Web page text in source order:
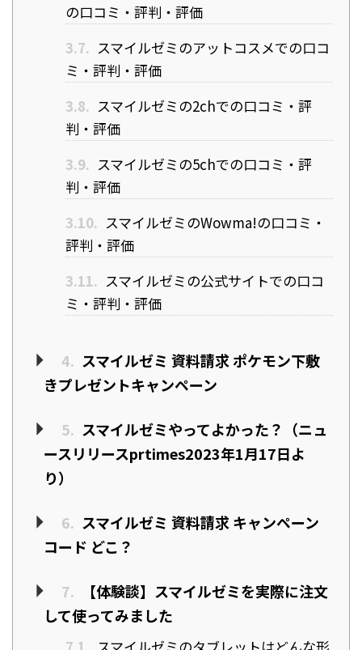
の口コミ・評判・評価
3.7. スマイルゼミのアットコスメでの口コ
ミ・評判・評価
3.8. スマイルゼミの2chでの口コミ・評
判・評価
3.9. スマイルゼミの5chでの口コミ・評
判・評価
3.10. スマイルゼミのWowma!の口コミ・
評判・評価
3.11. スマイルゼミの公式サイトでの口コ
ミ・評判・評価
4. スマイルゼミ 資料請求 ポケモン下敷
きプレゼントキャンペーン
5. スマイルゼミやってよかった？（ニュ
ースリリースprtimes2023年1月17日よ
り）
6. スマイルゼミ 資料請求 キャンペーン
コード どこ？
7.
【体験談】スマイルゼミを実際に注文
して使ってみました